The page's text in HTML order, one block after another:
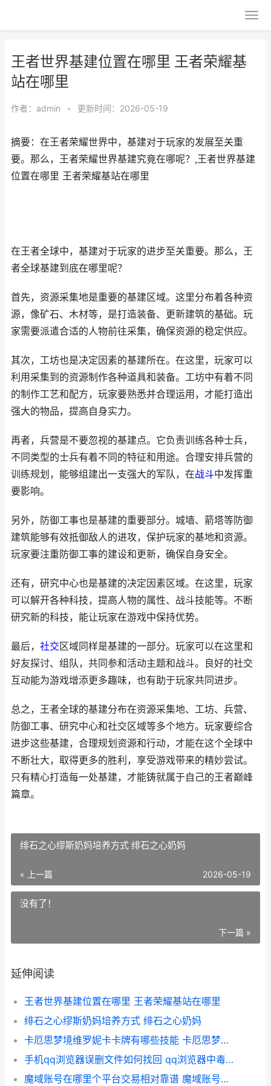
王者世界基建位置在哪里 王者荣耀基
站在哪里
作者： admin • 更新时间：2026-05-19
摘要：在王者荣耀世界中，基建对于玩家的发展至关重
要。那么，王者荣耀世界基建究竟在哪呢？,王者世界基建
位置在哪里 王者荣耀基站在哪里
在王者全球中，基建对于玩家的进步至关重要。那么，王
者全球基建到底在哪里呢？
首先，资源采集地是重要的基建区域。这里分布着各种资
源，像矿石、木材等，是打造装备、更新建筑的基础。玩
家需要派遣合适的人物前往采集，确保资源的稳定供应。
其次，工坊也是决定因素的基建所在。在这里，玩家可以
利用采集到的资源制作各种道具和装备。工坊中有着不同
的制作工艺和配方，玩家要熟悉并合理运用，才能打造出
强大的物品，提高自身实力。
再者，兵营是不要忽视的基建点。它负责训练各种士兵，
不同类型的士兵有着不同的特征和用途。合理安排兵营的
训练规划，能够组建出一支强大的军队，在战斗中发挥重
要影响。
另外，防御工事也是基建的重要部分。城墙、箭塔等防御
建筑能够有效抵御敌人的进攻，保护玩家的基地和资源。
玩家要注重防御工事的建设和更新，确保自身安全。
还有，研究中心也是基建的决定因素区域。在这里，玩家
可以解开各种科技，提高人物的属性、战斗技能等。不断
研究新的科技，能让玩家在游戏中保持优势。
最后， 社交区域同样是基建的一部分。玩家可以在这里和
好友探讨、组队，共同参和活动主题和战斗。良好的社交
互动能为游戏增添更多趣味，也有助于玩家共同进步。
总之，王者全球的基建分布在资源采集地、工坊、兵营、
防御工事、研究中心和社交区域等多个地方。玩家要综合
进步这些基建，合理规划资源和行动，才能在这个全球中
不断壮大，取得更多的胜利，享受游戏带来的精妙尝试。
只有精心打造每一处基建，才能铸就属于自己的王者巅峰
篇章。
绯石之心缪斯奶妈培养方式 绯石之心奶妈
« 上一篇 2026-05-19
没有了！
下一篇 »
延伸阅读
王者世界基建位置在哪里 王者荣耀基站在哪里
绯石之心缪斯奶妈培养方式 绯石之心奶妈
卡厄思梦境维罗妮卡卡牌有哪些技能 卡厄思梦境维罗妮卡
手机qq浏览器误删文件如何找回 qq浏览器中毒了怎么办
魔域账号在哪里个平台交易相对靠谱 魔域账号在哪里买